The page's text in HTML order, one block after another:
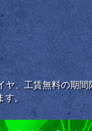
ヤ、工賃無料の期間
。